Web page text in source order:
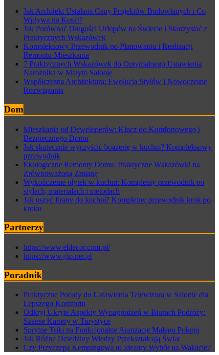
Jak Architekt Ustalana Ceny Projektów Budowlanych i Co
Wpływa na Koszt?
Jak Porównać Długości Urlopów na Świecie i Skorzystać z
Praktycznych Wskazówek
Kompleksowy Przewodnik po Planowaniu i Realizacji
Remontu Mieszkania
7 Praktycznych Wskazówek do Optymalnego Ustawienia
Narożnika w Małym Salonie
Współczesna Architektura: Ewolucja Stylów i Nowoczesne
Rozwiązania
Dom
Mieszkania od Deweloperów: Klucz do Komfortowego i
Bezpiecznego Domu
Jak skutecznie wyczyścić boazerię w kuchni? Kompleksowy
przewodnik
Ekologiczne Remonty Domu: Praktyczne Wskazówki na
Zrównoważoną Zmianę
Wykończenie płytek w kuchni: Kompletny przewodnik po
stylach, materiałach i metodach
Jak uszyć firany do kuchni? Kompletny przewodnik krok po
kroku
Partnerzy
https://www.eldecor.com.pl/
https://www.gip.net.pl
Poradnik
Praktyczne Porady do Ustawienia Telewizora w Salonie dla
Lepszego Komfortu
Odkryj Ukryte Aspekty Wynagrodzeń w Biurach Podróży:
Szanse Kariery w Turystyce
Sprytne Triki na Funkcjonalne Aranżacje Małego Pokoju
Jak Różne Dziedziny Wiedzy Przekształcają Świat
Czy Przyczepa Kempingowa to Idealny Wybór na Wakacje?